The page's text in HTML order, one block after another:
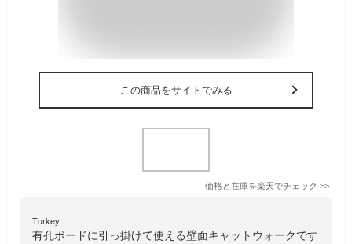
この商品をサイトでみる
価格と在庫を楽天でチェック >>
Turkey
有孔ボードに引っ掛けて使える壁面キャットウォークです